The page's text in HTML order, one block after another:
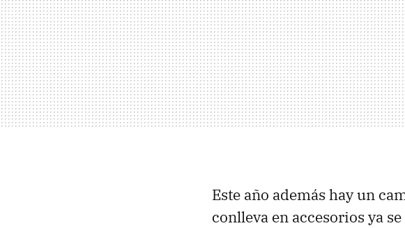
Este año además hay un
conlleva en accesorios ya